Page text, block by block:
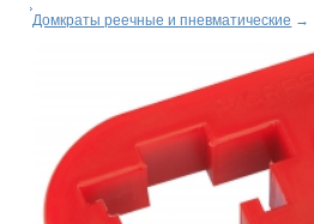
Домкраты реечные и пневматические →